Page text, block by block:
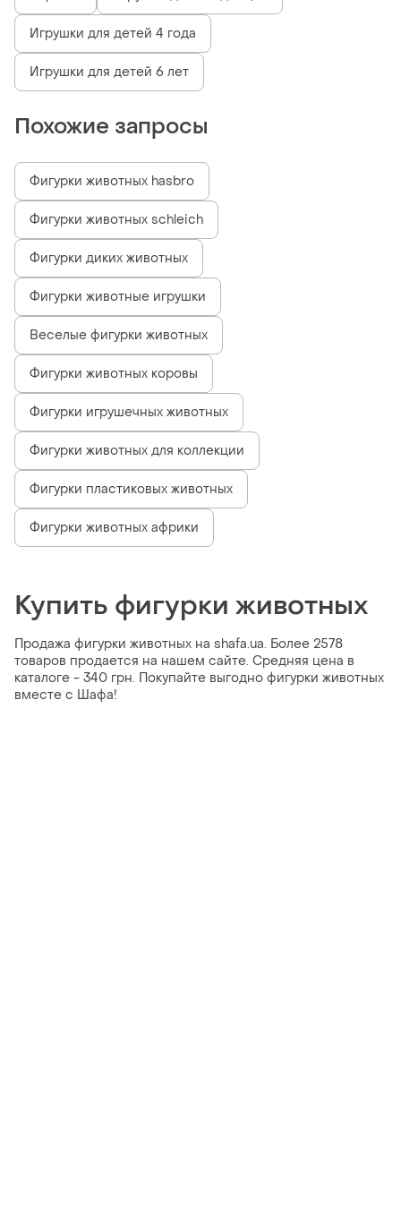
Игрушки для детей 4 года
Игрушки для детей 6 лет
Похожие запросы
Фигурки животных hasbro
Фигурки животных schleich
Фигурки диких животных
Фигурки животные игрушки
Веселые фигурки животных
Фигурки животных коровы
Фигурки игрушечных животных
Фигурки животных для коллекции
Фигурки пластиковых животных
Фигурки животных африки
Купить фигурки животных
Продажа фигурки животных на shafa.ua. Более 2578
товаров продается на нашем сайте. Средняя цена в
каталоге - 340 грн. Покупайте выгодно фигурки животных
вместе с Шафа!